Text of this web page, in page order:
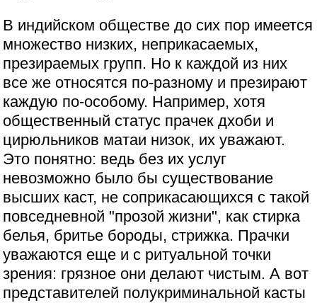
В индийском обществе до сих пор имеется
множество низких, неприкасаемых,
презираемых групп. Но к каждой из них
все же относятся по-разному и презирают
каждую по-особому. Например, хотя
общественный статус прачек дхоби и
цирюльников матаи низок, их уважают.
Это понятно: ведь без их услуг
невозможно было бы существование
высших каст, не соприкасающихся с такой
повседневной "прозой жизни", как стирка
белья, бритье бороды, стрижка. Прачки
уважаются еще и с ритуальной точки
зрения: грязное они делают чистым. А вот
представителей полукриминальной касты